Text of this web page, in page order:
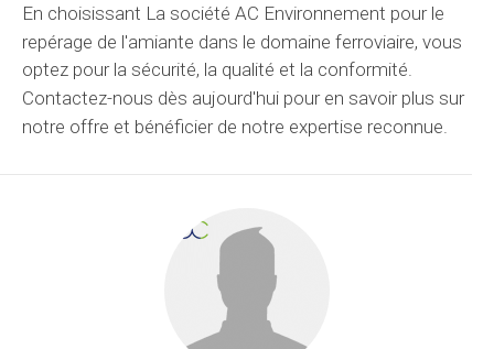
En choisissant La société AC Environnement pour le
repérage de l'amiante dans le domaine ferroviaire, vous
optez pour la sécurité, la qualité et la conformité.
Contactez-nous dès aujourd'hui pour en savoir plus sur
notre offre et bénéficier de notre expertise reconnue.